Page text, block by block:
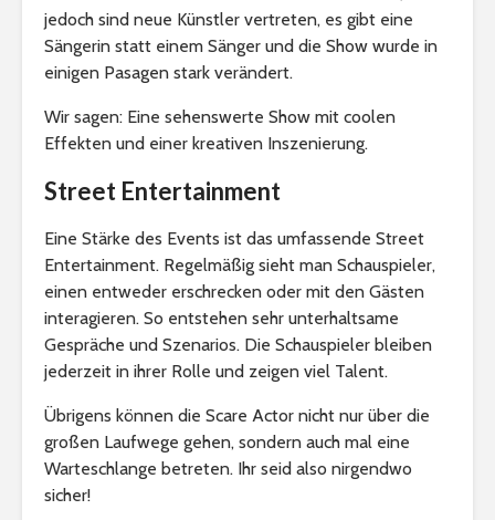
jedoch sind neue Künstler vertreten, es gibt eine
Sängerin statt einem Sänger und die Show wurde in
einigen Pasagen stark verändert.
Wir sagen: Eine sehenswerte Show mit coolen
Effekten und einer kreativen Inszenierung.
Street Entertainment
Eine Stärke des Events ist das umfassende Street
Entertainment. Regelmäßig sieht man Schauspieler,
einen entweder erschrecken oder mit den Gästen
interagieren. So entstehen sehr unterhaltsame
Gespräche und Szenarios. Die Schauspieler bleiben
jederzeit in ihrer Rolle und zeigen viel Talent.
Übrigens können die Scare Actor nicht nur über die
großen Laufwege gehen, sondern auch mal eine
Warteschlange betreten. Ihr seid also nirgendwo
sicher!